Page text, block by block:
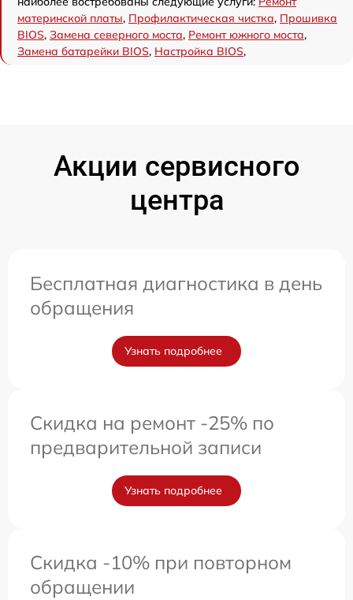
материнской платы, Профилактическая чистка, Прошивка
BIOS, Замена северного моста, Ремонт южного моста,
Замена батарейки BIOS, Настройка BIOS,
Акции сервисного
центра
Бесплатная диагностика в день
обращения
Узнать подробнее
Скидка на ремонт -25% по
предварительной записи
Узнать подробнее
Скидка -10% при повторном
обращении